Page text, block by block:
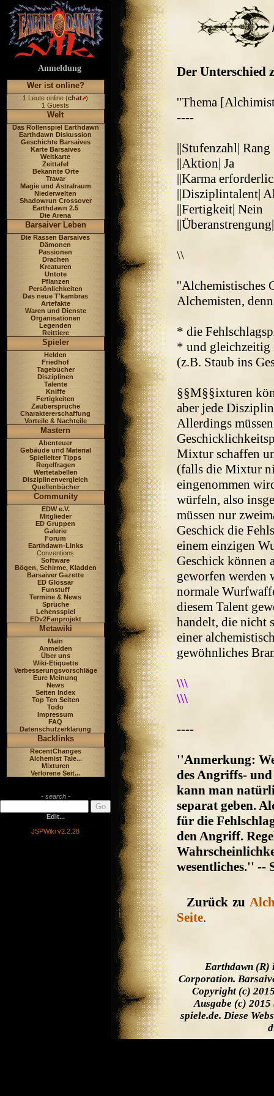
Anmeldung
Wer ist online?
1 Leute online (chat )
1 Guests
Welt
Das Rollenspiel Earthdawn
Earthdawn Diskussion
Geschichte Barsaives
Karte Barsaives
Weltkarte
Zeittafel
Bekannte Orte
Travar
Magie und Astralraum
Niederwelten
Shadowrun Crossover
Earthdawn 2.5
Die Arena
Barsaiver Leben
Die Rassen Barsaives
Dämonen
Passionen
Drachen
Kreaturen
Untote
Pflanzen
Persönlichkeiten
Das neue T'kambras
Artefakte
Waren und Dienste
Organisationen
Legenden
Reittiere
Spieler
Helden
Friedhof
Tagebücher
Disziplinen
Talente
Kniffe
Fertigkeiten
Zaubersprüche
Charaktererschaffung
Vorteile & Nachteile
Mastern
Abenteuer
Gebäude und Material
Spielleiter Tipps
Regelfragen
Wertetabellen
Disziplinenvergleich
Quellenbücher
Community
EDW e.V.
Mitglieder
ED Gruppen
Galerie
Forum
Earthdawn-Links
Conventions
Software
Bögen, Schirme, Kladden
Barsaiver Gazette
ED Glossar
Funstuff
Termine & News
Sprüche
Lehensspiel
EDv2Fanprojekt
Metawiki
Main
Anmelden
Über uns
Wiki-Etiquette
Verbesserungsvorschläge
Eure Meinung
News
Seiten Index
Top Ten Seiten
Todo
Impressum
FAQ
Datenschutzerklärung
Backlinks
RecentChanges
Alchemist Tale...
Mixturen
Verlorene Seit...
- search -
Edit...
JSPWiki v2.2.28
Der Unterschied
''Thema
----
||Stufenzahl|
||Aktion| Ja
||Karma
||Disziplintalent|
||Fertigkeit| Nein
\\
''Alchemistisches
Alchemisten,
* die
* und gleichzeitig
(z.B. Staub ins
§§M§§ixturen
aber jede
Allerdings
Mixtur schaffen
(falls die Mixtur
eingenommen
würfeln, also
müssen nur
Geschick die
einem einzigen
Geschick können
geworfen werden
normale
diesem Talent
handelt, die nicht
einer
gewöhnliches
\\\
\\\
----
''Anmerkung:
des Angriffs-
kann man
separat geben.
für die
den Angriff.
wesentliches.'' --
Zurück zu
Seite.
Earthdawn (R)
Corporation.
Copyright (c)
Ausgabe (c) 2015
spiele.de. Diese